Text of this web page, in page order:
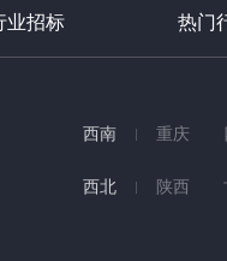
业招标 热门
西南 重庆
西北 陕西